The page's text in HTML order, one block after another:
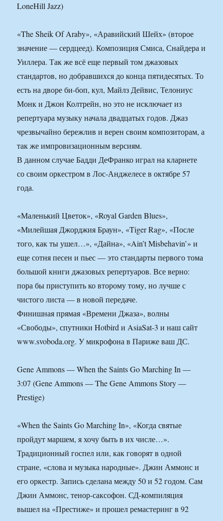
LoneHill Jazz)
«The Sheik Of Araby», «Аравийский Шейх» (второе
значение — сердцеед). Композиция Смиса, Снайдера и
Уиллера. Так же всё еще первый том джазовых
стандартов, но добравшихся до конца пятидесятых. То
есть на дворе би-боп, кул, Майлз Дейвис, Телониус
Монк и Джон Колтрейн, но это не исключает из
репертуара музыку начала двадцатых годов. Джаз
чрезвычайно бережлив и верен своим композиторам, а
так же импровизационным версиям.
В данном случае Бадди ДеФранко играл на кларнете
со своим оркестром в Лос-Анджелесе в октябре 57
года.
«Маленький Цветок», «Royal Garden Blues»,
«Милейшая Джорджия Браун», «Tiger Rag», «После
того, как ты ушел…», «Дайна», «Ain’t Misbehavin’» и
еще сотня песен и пьес — это стандарты первого тома
большой книги джазовых репертуаров. Все верно:
пора бы приступить ко второму тому, но лучше с
чистого листа — в новой передаче.
Финишная прямая «Времени Джаза», волны
«Свободы», спутники Hotbird и AsiaSat-3 и наш сайт
www.svoboda.org. У микрофона в Париже ваш ДС.
Gene Ammons — When the Saints Go Marching In —
3:07 (Gene Ammons — The Gene Ammons Story —
Prestige)
«When the Saints Go Marching In», «Когда святые
пройдут маршем, я хочу быть в их числе…».
Традиционный госпел или, как говорят в одной
стране, «слова и музыка народные». Джин Аммонс и
его оркестр. Запись сделана между 50 и 52 годом. Сам
Джин Аммонс, тенор-саксофон. СД-компиляция
вышел на «Престиже» и прошел ремастеринг в 92